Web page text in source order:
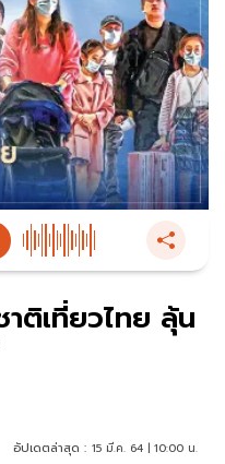
ติเที่ยวไทย ลุ้น
อัปเดตล่าสุด : 15 มี.ค. 64 | 10:00 น.